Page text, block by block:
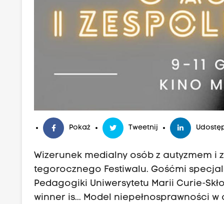
Pokaż Tweetnij
Wizerunek medialny osób z autyzmem i
tegorocznego Festiwalu. Gośćmi
Pedagogiki Uniwersytetu Marii Curie-
winner is... Model niepełnosprawności